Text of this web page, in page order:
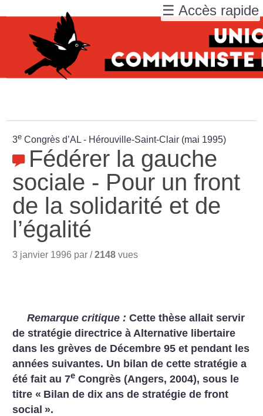
3e Congrès d’AL - Hérouville-Saint-Clair (mai 1995)
Fédérer la gauche
sociale - Pour un front
de la solidarité et de
l’égalité
3 janvier 1996 par /2148 vues
Remarque critique : Cette thèse allait servir
de stratégie directrice à Alternative libertaire
dans les grèves de Décembre 95 et pendant les
années suivantes. Un bilan de cette stratégie a
été fait au 7e Congrès (Angers, 2004), sous le
titre « Bilan de dix ans de stratégie de front
social ».
☰ Accès rapide